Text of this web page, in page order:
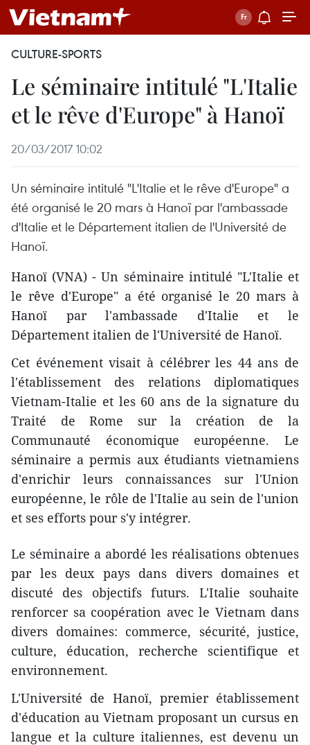
CULTURE-SPORTS
Le séminaire intitulé "L'Italie
et le rêve d'Europe" à Hanoï
20/03/2017 10:02
Un séminaire intitulé "L'Italie et le rêve d'Europe" a
été organisé le 20 mars à Hanoï par l'ambassade
d'Italie et le Département italien de l'Université de
Hanoï.
Hanoï (VNA) - Un séminaire intitulé "L'Italie et
le rêve d'Europe" a été organisé le 20 mars à
Hanoï par l'ambassade d'Italie et le
Département italien de l'Université de Hanoï.
Cet événement vis​ait à célébrer les 44 ans de
l'établissement des relations diplomatiques
Vietnam-Italie et les 60 ans de la signature du
Traité de Rom​e sur la création de la
Communauté économique européenne. Le
séminaire a permis aux étudiants vietnamiens
d'enrichir leurs connaissances sur l'Union
européenne, le rôle de l'Italie au sein de l'union
et ses efforts pour s'y intégrer.
Le séminaire a abordé les réalisations obtenues
par les deux pays dans divers domaines et
discuté des objectifs futurs. L'Italie souhaite
renforcer sa coopération avec le Vietnam dans
divers domaines: commerce, sécurité, justice,
culture, éducation, recherche scientifique et
environnement.
L'Université de Hanoï, premier établissement
d'éducation au Vietnam proposant un cursus en
langue et la culture italiennes, est devenu un